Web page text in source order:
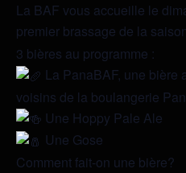
La BAF vous accueille le
premier brassage de la
3 bières au programme :
La PanaBAF, une bière
voisins de la boulangerie
Une Hoppy Pale Ale
Une Gose
Comment fait-on une bière?